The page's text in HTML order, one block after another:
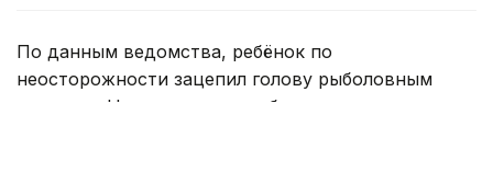
По данным ведомства, ребёнок по
неосторожности зацепил голову рыболовным
крючком. Находившиеся поблизости спасатели,